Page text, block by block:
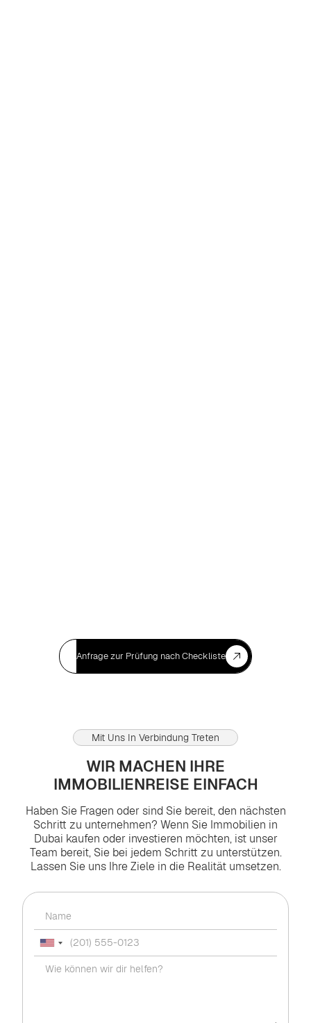
Anfrage zur Prüfung nach Checkliste
Mit Uns In Verbindung Treten
WIR MACHEN IHRE
IMMOBILIENREISE EINFACH
Haben Sie Fragen oder sind Sie bereit, den nächsten
Schritt zu unternehmen? Wenn Sie Immobilien in
Dubai kaufen oder investieren möchten, ist unser
Team bereit, Sie bei jedem Schritt zu unterstützen.
Lassen Sie uns Ihre Ziele in die Realität umsetzen.